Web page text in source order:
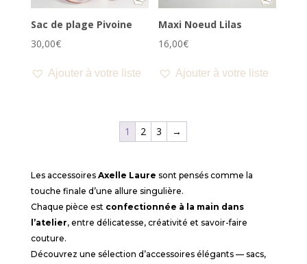
Sac de plage Pivoine
30,00€
Ajouter à votre liste
Maxi Noeud Lilas
16,00€
Ajouter à votre liste
1 2 3 →
Les accessoires Axelle Laure sont pensés comme la
touche finale d’une allure singulière.
Chaque pièce est confectionnée à la main dans
l’atelier, entre délicatesse, créativité et savoir-faire
couture.
Découvrez une sélection d’accessoires élégants — sacs,